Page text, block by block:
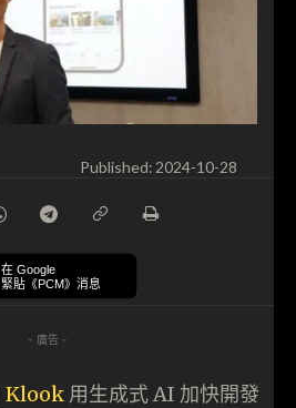
Published: 2024-10-28
在 Google
緊貼《PCM》消息
- 廣告 -
Klook 用生成式 AI 加快開發